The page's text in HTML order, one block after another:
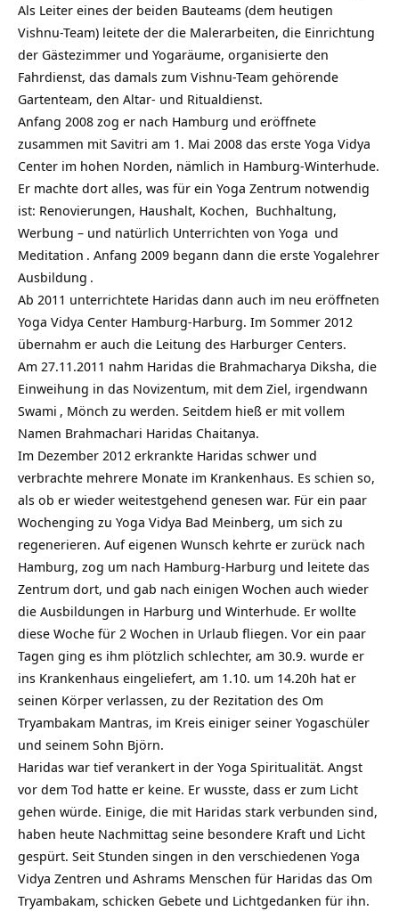
Als Leiter eines der beiden Bauteams (dem heutigen
Vishnu-Team) leitete der die Malerarbeiten, die Einrichtung
der Gästezimmer und Yogaräume, organisierte den
Fahrdienst, das damals zum Vishnu-Team gehörende
Gartenteam, den Altar- und Ritualdienst.
Anfang 2008 zog er nach Hamburg und eröffnete
zusammen mit Savitri am 1. Mai 2008 das erste Yoga Vidya
Center im hohen Norden, nämlich in Hamburg-Winterhude.
Er machte dort alles, was für ein Yoga Zentrum notwendig
ist: Renovierungen, Haushalt, Kochen, Buchhaltung,
Werbung – und natürlich Unterrichten von Yoga und
Meditation . Anfang 2009 begann dann die erste Yogalehrer
Ausbildung .
Ab 2011 unterrichtete Haridas dann auch im neu eröffneten
Yoga Vidya Center Hamburg-Harburg. Im Sommer 2012
übernahm er auch die Leitung des Harburger Centers.
Am 27.11.2011 nahm Haridas die Brahmacharya Diksha, die
Einweihung in das Novizentum, mit dem Ziel, irgendwann
Swami , Mönch zu werden. Seitdem hieß er mit vollem
Namen Brahmachari Haridas Chaitanya.
Im Dezember 2012 erkrankte Haridas schwer und
verbrachte mehrere Monate im Krankenhaus. Es schien so,
als ob er wieder weitestgehend genesen war. Für ein paar
Wochenging zu Yoga Vidya Bad Meinberg, um sich zu
regenerieren. Auf eigenen Wunsch kehrte er zurück nach
Hamburg, zog um nach Hamburg-Harburg und leitete das
Zentrum dort, und gab nach einigen Wochen auch wieder
die Ausbildungen in Harburg und Winterhude. Er wollte
diese Woche für 2 Wochen in Urlaub fliegen. Vor ein paar
Tagen ging es ihm plötzlich schlechter, am 30.9. wurde er
ins Krankenhaus eingeliefert, am 1.10. um 14.20h hat er
seinen Körper verlassen, zu der Rezitation des Om
Tryambakam Mantras, im Kreis einiger seiner Yogaschüler
und seinem Sohn Björn.
Haridas war tief verankert in der Yoga Spiritualität. Angst
vor dem Tod hatte er keine. Er wusste, dass er zum Licht
gehen würde. Einige, die mit Haridas stark verbunden sind,
haben heute Nachmittag seine besondere Kraft und Licht
gespürt. Seit Stunden singen in den verschiedenen Yoga
Vidya Zentren und Ashrams Menschen für Haridas das Om
Tryambakam, schicken Gebete und Lichtgedanken für ihn.